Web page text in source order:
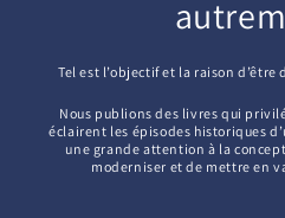
Tel est l’objectif et la raison
Nous publions des livres qui
éclairent les épisodes historiques
une grande attention à la
moderniser et de mettre en